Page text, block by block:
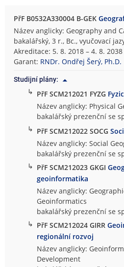
PřF B0532A330004 B-GEK
Název anglicky: Geography and
bakalářský, 3 r., Bc., vyučovací
Akreditace: 5. 8. 2018 – 4. 8. 2038
Garant: RNDr. Ondřej Šerý, Ph.D.
Studijní plány:
↳ PřF SCM212021 FYZG
Název anglicky: Physical
bakalářský prezenční se
↳ PřF SCM212022 SOCG
Název anglicky: Social
bakalářský prezenční se
↳ PřF SCM212023 GKGI
geoinformatika
Název anglicky:
Geoinformatics
bakalářský prezenční se
↳ PřF SCM212024 GIRR
regionální rozvoj
Název anglicky:
Development